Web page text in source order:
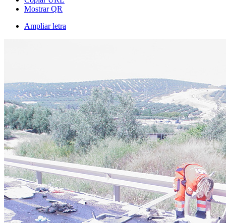
Mostrar QR
Ampliar letra